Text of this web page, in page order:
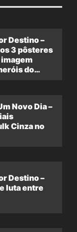
Destino –
3 pôsteres
imagem
do
Novo Dia –
Cinza no
Destino –
luta entre